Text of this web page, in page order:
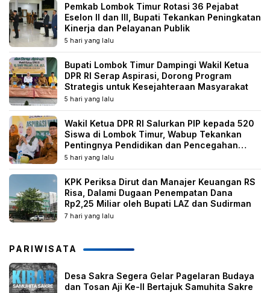
Pemkab Lombok Timur Rotasi 36 Pejabat
Eselon II dan III, Bupati Tekankan Peningkatan
Kinerja dan Pelayanan Publik
5 hari yang lalu
Bupati Lombok Timur Dampingi Wakil Ketua
DPR RI Serap Aspirasi, Dorong Program
Strategis untuk Kesejahteraan Masyarakat
5 hari yang lalu
Wakil Ketua DPR RI Salurkan PIP kepada 520
Siswa di Lombok Timur, Wabup Tekankan
Pentingnya Pendidikan dan Pencegahan
Perkawinan Anak
5 hari yang lalu
KPK Periksa Dirut dan Manajer Keuangan RS
Risa, Dalami Dugaan Penempatan Dana
Rp2,25 Miliar oleh Bupati LAZ dan Sudirman
7 hari yang lalu
PARIWISATA
Desa Sakra Segera Gelar Pagelaran Budaya
dan Tosan Aji Ke-II Bertajuk Samuhita Sakre